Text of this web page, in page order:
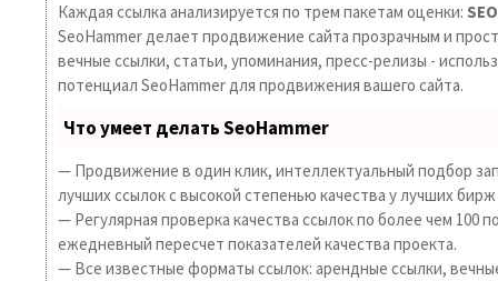
Каждая ссылка анализируется по трем пакетам оценки:
SeoHammer делает продвижение сайта прозрачным и
вечные ссылки, статьи, упоминания, пресс-релизы -
потенциал SeoHammer для продвижения вашего сайта.
Что умеет делать SeoHammer
— Продвижение в один клик, интеллектуальный подбор
лучших ссылок с высокой степенью качества у лучших
— Регулярная проверка качества ссылок по более чем 100
ежедневный пересчет показателей качества проекта.
— Все известные форматы ссылок: арендные ссылки,